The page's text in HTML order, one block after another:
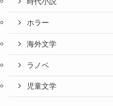
時代小説
ホラー
海外文学
ラノベ
児童文学